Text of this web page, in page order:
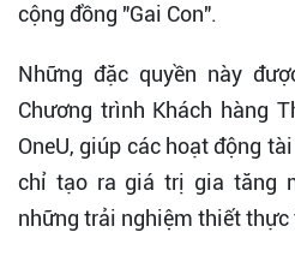
cộng đồng "Gai Con".
Những đặc quyền này
Chương trình Khách hàng
OneU, giúp các hoạt động
chỉ tạo ra giá trị gia tăng
những trải nghiệm thiết thực